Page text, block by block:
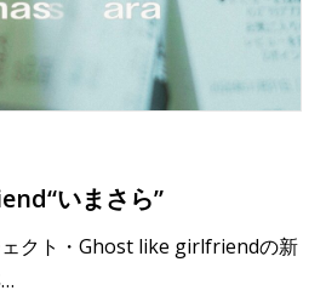
いまさら”
クト・Ghost like girlfriendの新